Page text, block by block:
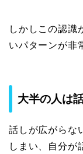
しかしこの認識
いパターンが非
大半の人は
話しが広がらな
しまい、自分が